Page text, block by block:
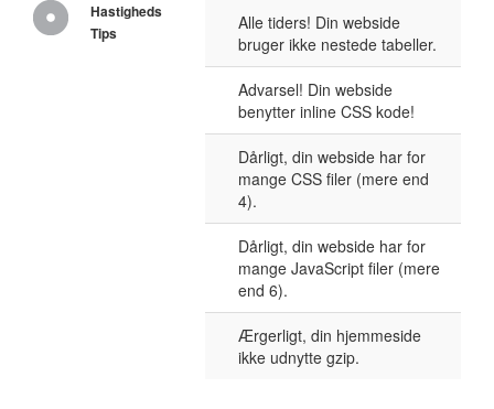
Hastigheds
Tips
Alle tiders! Din webside
bruger ikke nestede tabeller.
Advarsel! Din webside
benytter inline CSS kode!
Dårligt, din webside har for
mange CSS filer (mere end
4).
Dårligt, din webside har for
mange JavaScript filer (mere
end 6).
Ærgerligt, din hjemmeside
ikke udnytte gzip.